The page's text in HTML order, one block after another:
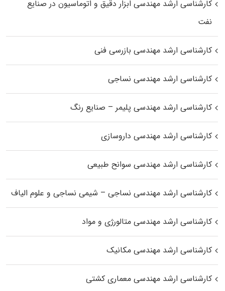
کارشناسی ارشد مهندسی ابزار دقیق و اتوماسیون در صنایع
نفت
کارشناسی ارشد مهندسی بازرسی فنی
کارشناسی ارشد مهندسی نساجی
کارشناسی ارشد مهندسی پلیمر – صنایع رنگ
کارشناسی ارشد مهندسی داروسازی
کارشناسی ارشد مهندسی سوانح طبیعی
کارشناسی ارشد مهندسی نساجی – شیمی نساجی و علوم الیاف
کارشناسی ارشد مهندسی متالورژی و مواد
کارشناسی ارشد مهندسی مکانیک
کارشناسی ارشد مهندسی معماری کشتی